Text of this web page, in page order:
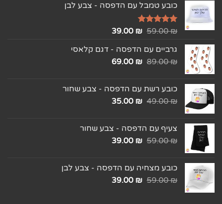
כובע טמבל עם הדפסה - צבע לבן
דורג5.00
59.00₪
39.00 ₪
גרביים עם הדפסה - דגם קלאסי
89.00₪
69.00 ₪
כובע רשת עם הדפסה - צבע שחור
49.00₪
35.00 ₪
צעיף עם הדפסה - צבע שחור
59.00₪
39.00 ₪
כובע מצחיה עם הדפסה - צבע לבן
59.00₪
39.00 ₪